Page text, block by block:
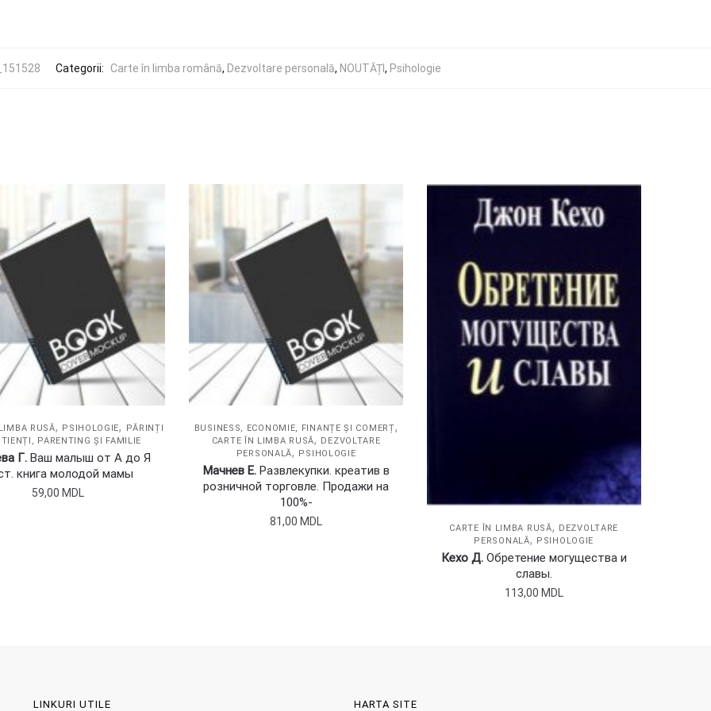
Categorii: Carte în limba română, Dezvoltare personală, NOUTĂȚI, Psihologie
RUSĂ, PSIHOLOGIE,
PĂRINȚI
PARENTING ȘI FAMILIE
Г. Ваш малыш от А до Я
книга молодой мамы
59,00 MDL
BUSINESS, ECONOMIE, FINANȚE ȘI COMERȚ,
CARTE ÎN LIMBA RUSĂ,
DEZVOLTARE
PERSONALĂ, PSIHOLOGIE
Мачнев Е.Развлекупки. креатив в
розничной торговле. Продажи на
100%-
81,00 MDL
CARTE ÎN LIMBA RUSĂ, DEZVOLTARE
PERSONALĂ, PSIHOLOGIE
Кехо Д.Обретение могущества и
славы.
113,00 MDL
LINKURI UTILE HARTA SITE